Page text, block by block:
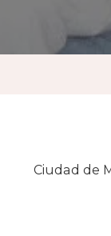
Ciudad de